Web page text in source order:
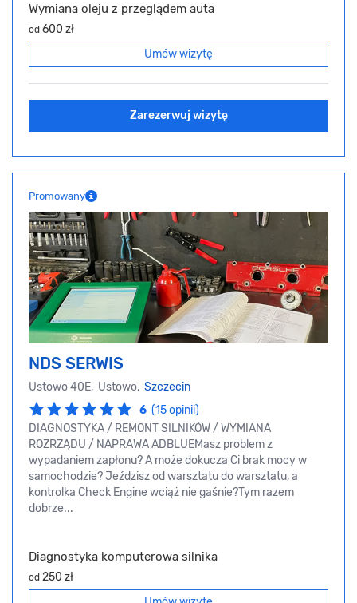
Wymiana oleju z przeglądem auta
od 600 zł
Umów wizytę
Zarezerwuj wizytę
Promowany
NDS SERWIS
Ustowo 40E, Ustowo, Szczecin
6 (15 opinii)
DIAGNOSTYKA / REMONT SILNIKÓW / WYMIANA
ROZRZĄDU / NAPRAWA ADBLUEMasz problem z
wypadaniem zapłonu? A może dokucza Ci brak mocy w
samochodzie? Jeździsz od warsztatu do warsztatu, a
kontrolka Check Engine wciąż nie gaśnie?Tym razem
dobrze...
Diagnostyka komputerowa silnika
od 250 zł